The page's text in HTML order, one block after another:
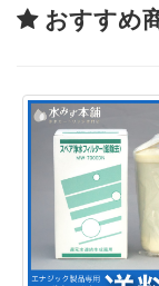
おすすめ